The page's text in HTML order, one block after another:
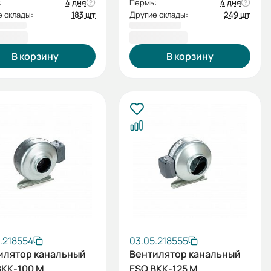
4 дня
склады:
183 шт
В корзину
Пермь:
4 дня
Другие склады:
249 шт
В корзину
канальный
03.05.218555
Вентилятор канальный